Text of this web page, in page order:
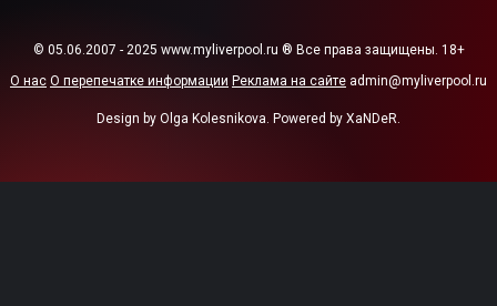
© 05.06.2007 - 2025 www.myliverpool.ru ® Все права защищены. 18+
О нас О перепечатке информации Реклама на сайте admin@myliverpool.ru
Design by Olga Kolesnikova. Powered by XaNDeR.